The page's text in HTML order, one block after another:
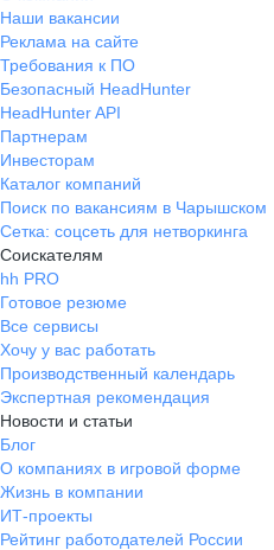
Наши вакансии
Реклама на сайте
Требования к ПО
Безопасный HeadHunter
HeadHunter API
Партнерам
Инвесторам
Каталог компаний
Поиск по вакансиям в Чарышском
Сетка: соцсеть для нетворкинга
Соискателям
hh PRO
Готовое резюме
Все сервисы
Хочу у вас работать
Производственный календарь
Экспертная рекомендация
Новости и статьи
Блог
О компаниях в игровой форме
Жизнь в компании
ИТ-проекты
Рейтинг работодателей России